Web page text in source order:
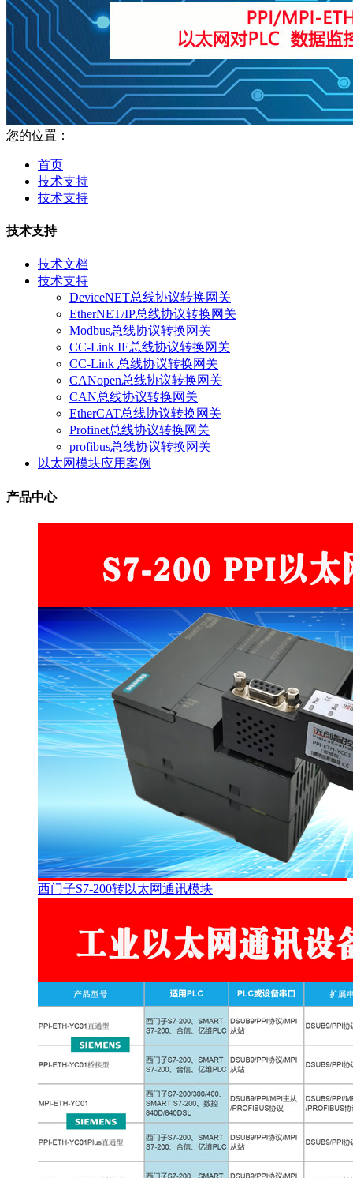
您的位置：
首页
技术支持
技术支持
技术支持
技术文档
技术支持
DeviceNET总线协议转换网关
EtherNET/IP总线协议转换网关
Modbus总线协议转换网关
CC-Link IE总线协议转换网关
CC-Link 总线协议转换网关
CANopen总线协议转换网关
CAN总线协议转换网关
EtherCAT总线协议转换网关
Profinet总线协议转换网关
profibus总线协议转换网关
以太网模块应用案例
产品中心
西门子S7-200转以太网通讯模块